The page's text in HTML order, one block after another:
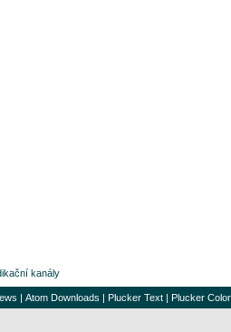
kanály
| Atom Downloads | Plucker Text | Plucker Color